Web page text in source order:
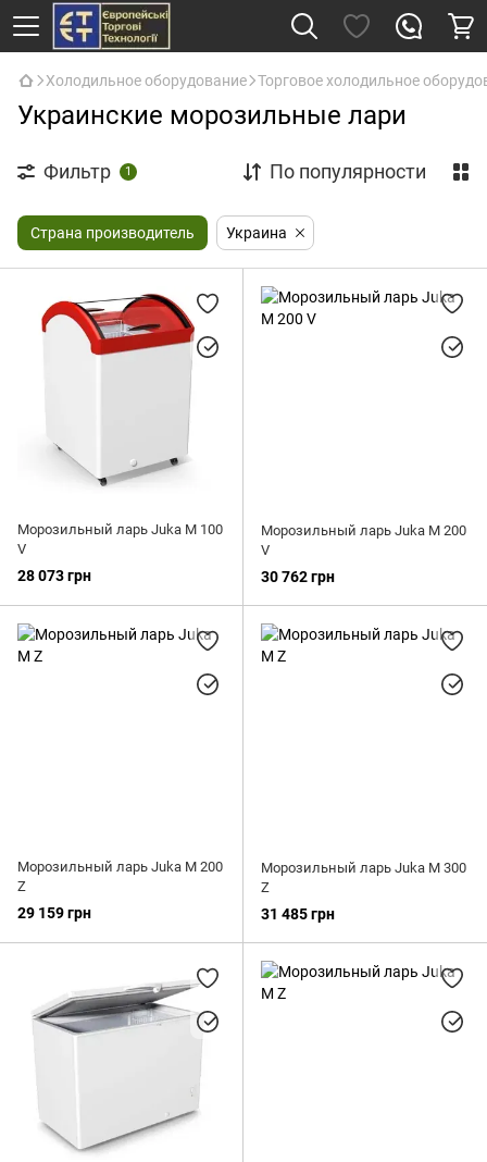
Холодильное оборудование Торговое холодильное
Украинские морозильные лари
Фильтр 1 По популярности
Страна производитель Украина
Морозильный ларь Juka M 100
V
28 073 грн
Морозильный ларь Juka M 200
V
30 762 грн
Морозильный ларь Juka M 200
Z
29 159 грн
Морозильный ларь Juka M 300
Z
31 485 грн